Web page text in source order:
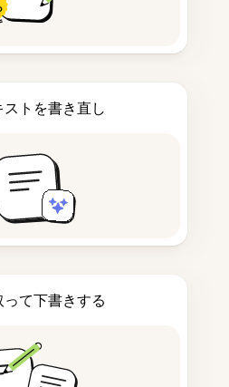
トを書き直し
って下書きする